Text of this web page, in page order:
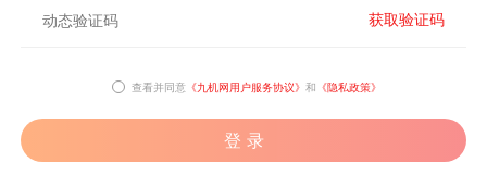
获取验证码
查看并同意 《九机网用户服务协议》 和 《隐私政策》
登 录